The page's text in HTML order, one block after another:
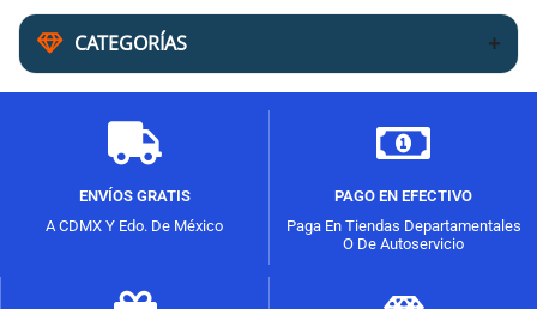
CATEGORÍAS
ENVÍOS GRATIS
A CDMX Y Edo. De México
PAGO EN EFECTIVO
Paga En Tiendas Departamentales
O De Autoservicio